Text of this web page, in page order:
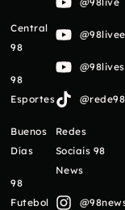
Central
98
98
Esportes
Buenos
Días
98
Futebol
Redes
Sociais 98
News